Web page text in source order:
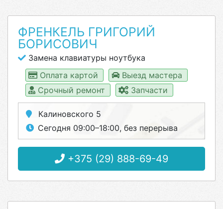
ФРЕНКЕЛЬ ГРИГОРИЙ
БОРИСОВИЧ
Замена клавиатуры ноутбука
Оплата картой
Выезд мастера
Срочный ремонт
Запчасти
Калиновского 5
Сегодня 09:00–18:00, без перерыва
+375 (29) 888-69-49